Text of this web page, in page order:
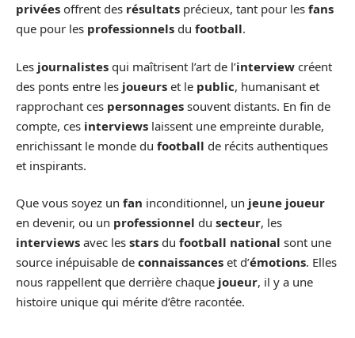
privées offrent des résultats précieux, tant pour les fans
que pour les professionnels du football.
Les journalistes qui maîtrisent l’art de l’interview créent
des ponts entre les joueurs et le public, humanisant et
rapprochant ces personnages souvent distants. En fin de
compte, ces interviews laissent une empreinte durable,
enrichissant le monde du football de récits authentiques
et inspirants.
Que vous soyez un fan inconditionnel, un jeune joueur
en devenir, ou un professionnel du secteur, les
interviews avec les stars du football national sont une
source inépuisable de connaissances et d’émotions. Elles
nous rappellent que derrière chaque joueur, il y a une
histoire unique qui mérite d’être racontée.